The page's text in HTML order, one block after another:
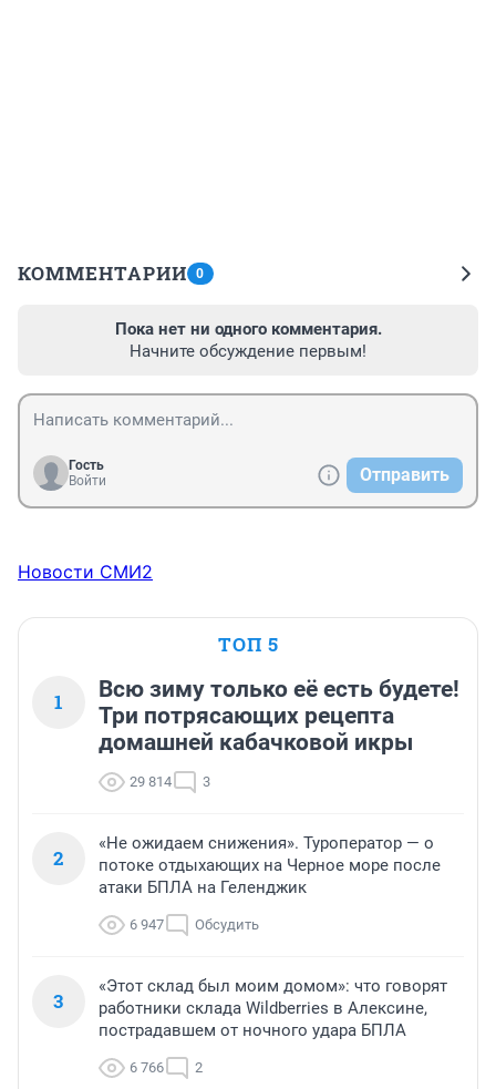
КОММЕНТАРИИ 0
Пока нет ни одного комментария.
Начните обсуждение первым!
Гость
Войти
Отправить
Новости СМИ2
ТОП 5
1
Всю зиму только её есть будете!
Три потрясающих рецепта
домашней кабачковой икры
29 814 3
2
«Не ожидаем снижения». Туроператор — о
потоке отдыхающих на Черное море после
атаки БПЛА на Геленджик
6 947 Обсудить
3
«Этот склад был моим домом»: что говорят
работники склада Wildberries в Алексине,
пострадавшем от ночного удара БПЛА
6 766 2